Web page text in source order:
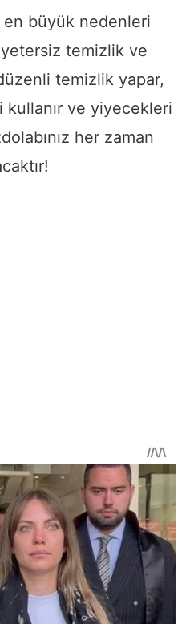
en büyük nedenleri
temizlik ve
temizlik yapar,
ve yiyecekleri
her zaman